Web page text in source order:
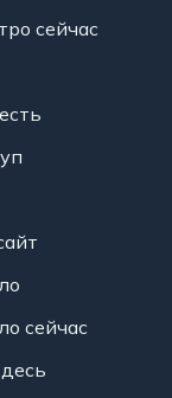
сейчас
сейчас